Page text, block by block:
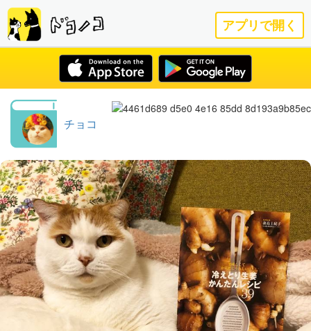
アプリで開く
チョコ